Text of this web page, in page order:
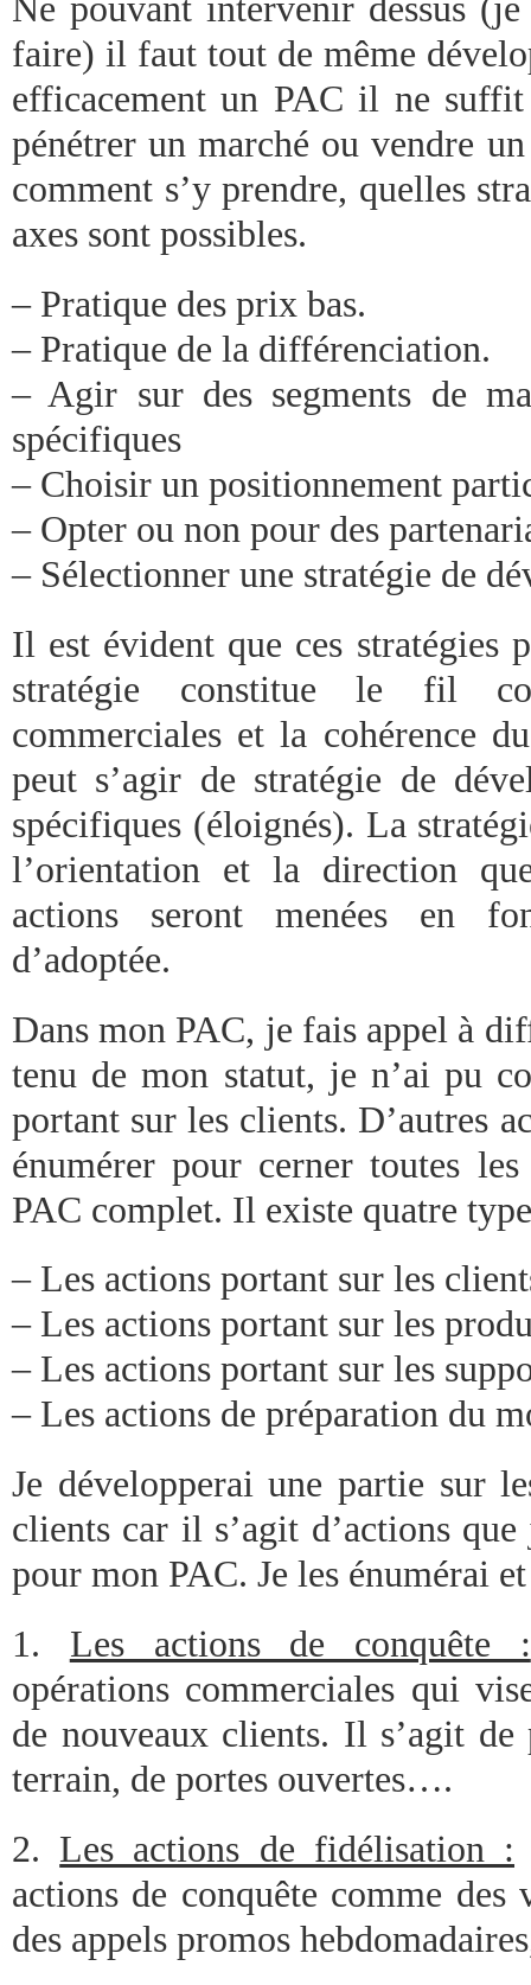
Ne pouvant intervenir dessus
faire) il faut tout de même
efficacement un PAC il ne
pénétrer un marché ou vendre
comment s’y prendre, quelles
axes sont possibles.
– Pratique des prix bas.
– Pratique de la différenciation.
– Agir sur des segments de
spécifiques
– Choisir un positionnement
– Opter ou non pour des
– Sélectionner une stratégie de
Il est évident que ces stratégies
stratégie constitue le fil
commerciales et la cohérence
peut s’agir de stratégie de
spécifiques (éloignés). La
l’orientation et la direction
actions seront menées en
d’adoptée.
Dans mon PAC, je fais appel à
tenu de mon statut, je n’ai pu
portant sur les clients. D’autres
énumérer pour cerner toutes
PAC complet. Il existe quatre
– Les actions portant sur les
– Les actions portant sur les
– Les actions portant sur les
– Les actions de préparation du
Je développerai une partie sur
clients car il s’agit d’actions
pour mon PAC. Je les énumérai
1. Les actions de conquête :
opérations commerciales qui
de nouveaux clients. Il s’agit
terrain, de portes ouvertes….
2. Les actions de fidélisation :
actions de conquête comme
des appels promos